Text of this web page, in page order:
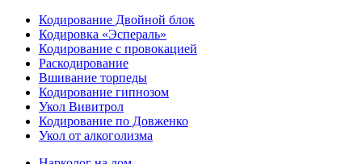
Кодирование Двойной блок
Кодировка «Эспераль»
Кодирование с провокацией
Раскодирование
Вшивание торпеды
Кодирование гипнозом
Укол Вивитрол
Кодирование по Довженко
Укол от алкоголизма